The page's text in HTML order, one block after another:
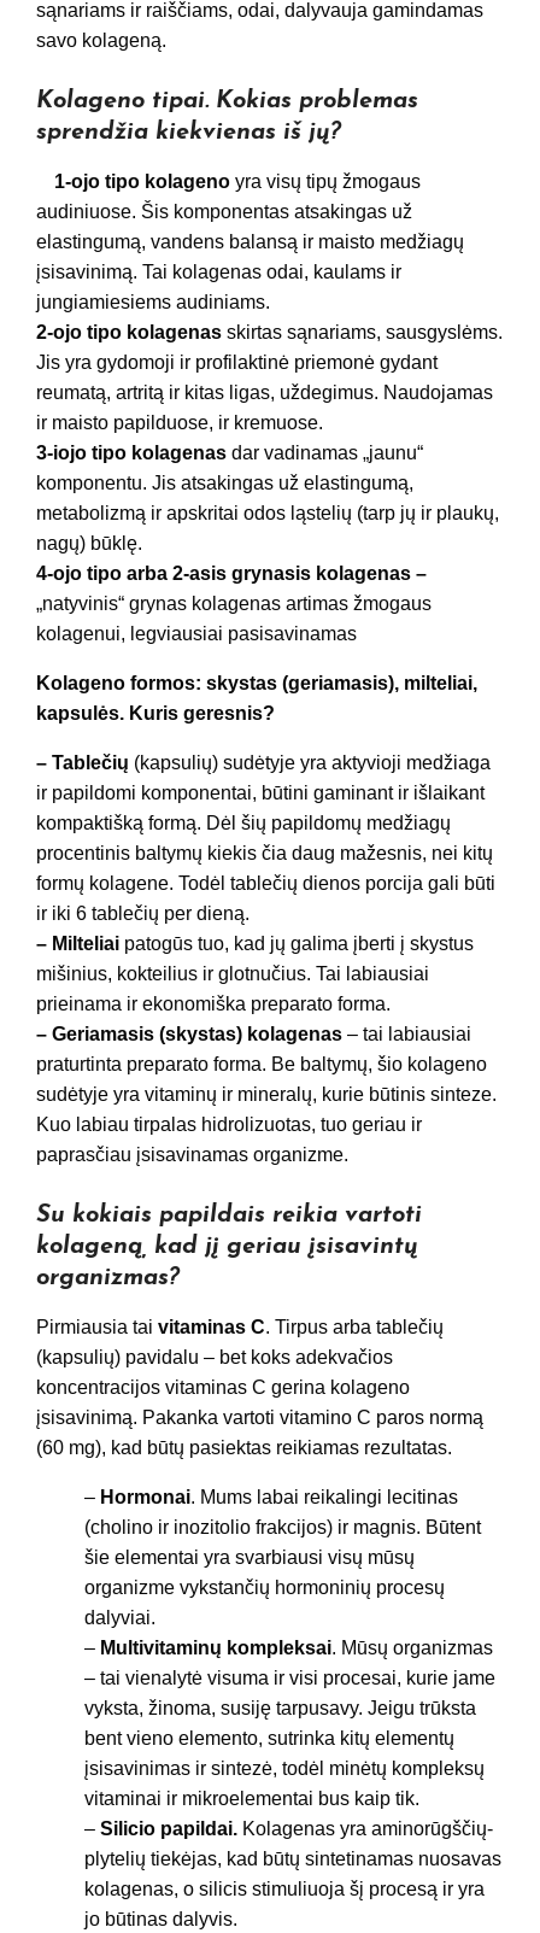
sąnariams ir raiščiams, odai, dalyvauja gamindamas
savo kolageną.
Kolageno tipai. Kokias problemas
sprendžia kiekvienas iš jų?
1-ojo tipo kolageno yra visų tipų žmogaus
audiniuose. Šis komponentas atsakingas už
elastingumą, vandens balansą ir maisto medžiagų
įsisavinimą. Tai kolagenas odai, kaulams ir
jungiamiesiems audiniams.
2-ojo tipo kolagenas skirtas sąnariams, sausgyslėms.
Jis yra gydomoji ir profilaktinė priemonė gydant
reumatą, artritą ir kitas ligas, uždegimus. Naudojamas
ir maisto papilduose, ir kremuose.
3-iojo tipo kolagenas dar vadinamas „jaunu“
komponentu. Jis atsakingas už elastingumą,
metabolizmą ir apskritai odos ląstelių (tarp jų ir plaukų,
nagų) būklę.
4-ojo tipo arba 2-asis grynasis kolagenas –
„natyvinis“ grynas kolagenas artimas žmogaus
kolagenui, legviausiai pasisavinamas
Kolageno formos: skystas (geriamasis), milteliai,
kapsulės. Kuris geresnis?
– Tablečių (kapsulių) sudėtyje yra aktyvioji medžiaga
ir papildomi komponentai, būtini gaminant ir išlaikant
kompaktišką formą. Dėl šių papildomų medžiagų
procentinis baltymų kiekis čia daug mažesnis, nei kitų
formų kolagene. Todėl tablečių dienos porcija gali būti
ir iki 6 tablečių per dieną.
– Milteliai patogūs tuo, kad jų galima įberti į skystus
mišinius, kokteilius ir glotnučius. Tai labiausiai
prieinama ir ekonomiška preparato forma.
– Geriamasis (skystas) kolagenas – tai labiausiai
praturtinta preparato forma. Be baltymų, šio kolageno
sudėtyje yra vitaminų ir mineralų, kurie būtinis sinteze.
Kuo labiau tirpalas hidrolizuotas, tuo geriau ir
paprasčiau įsisavinamas organizme.
Su kokiais papildais reikia vartoti
kolageną, kad jį geriau įsisavintų
organizmas?
Pirmiausia tai vitaminas C. Tirpus arba tablečių
(kapsulių) pavidalu – bet koks adekvačios
koncentracijos vitaminas C gerina kolageno
įsisavinimą. Pakanka vartoti vitamino C paros normą
(60 mg), kad būtų pasiektas reikiamas rezultatas.
– Hormonai. Mums labai reikalingi lecitinas
(cholino ir inozitolio frakcijos) ir magnis. Būtent
šie elementai yra svarbiausi visų mūsų
organizme vykstančių hormoninių procesų
dalyviai.
– Multivitaminų kompleksai. Mūsų organizmas
– tai vienalytė visuma ir visi procesai, kurie jame
vyksta, žinoma, susiję tarpusavy. Jeigu trūksta
bent vieno elemento, sutrinka kitų elementų
įsisavinimas ir sintezė, todėl minėtų kompleksų
vitaminai ir mikroelementai bus kaip tik.
– Silicio papildai. Kolagenas yra aminorūgščių-
plytelių tiekėjas, kad būtų sintetinamas nuosavas
kolagenas, o silicis stimuliuoja šį procesą ir yra
jo būtinas dalyvis.